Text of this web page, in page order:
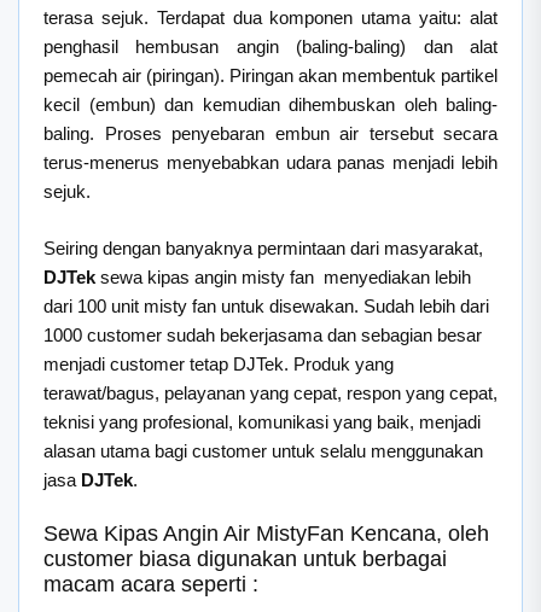
terasa sejuk. Terdapat dua komponen utama yaitu: alat
penghasil hembusan angin (baling-baling) dan alat
pemecah air (piringan). Piringan akan membentuk partikel
kecil (embun) dan kemudian dihembuskan oleh baling-
baling. Proses penyebaran embun air tersebut secara
terus-menerus menyebabkan udara panas menjadi lebih
sejuk.
Seiring dengan banyaknya permintaan dari masyarakat,
DJTek sewa kipas angin misty fan menyediakan lebih
dari 100 unit misty fan untuk disewakan. Sudah lebih dari
1000 customer sudah bekerjasama dan sebagian besar
menjadi customer tetap DJTek. Produk yang
terawat/bagus, pelayanan yang cepat, respon yang cepat,
teknisi yang profesional, komunikasi yang baik, menjadi
alasan utama bagi customer untuk selalu menggunakan
jasa DJTek.
Sewa Kipas Angin Air MistyFan Kencana, oleh
customer biasa digunakan untuk berbagai
macam acara seperti :